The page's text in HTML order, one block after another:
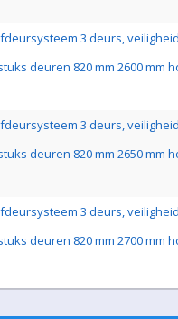
3 deurs,
deuren 820 mm 2600 mm
3 deurs,
deuren 820 mm 2650 mm
3 deurs,
deuren 820 mm 2700 mm